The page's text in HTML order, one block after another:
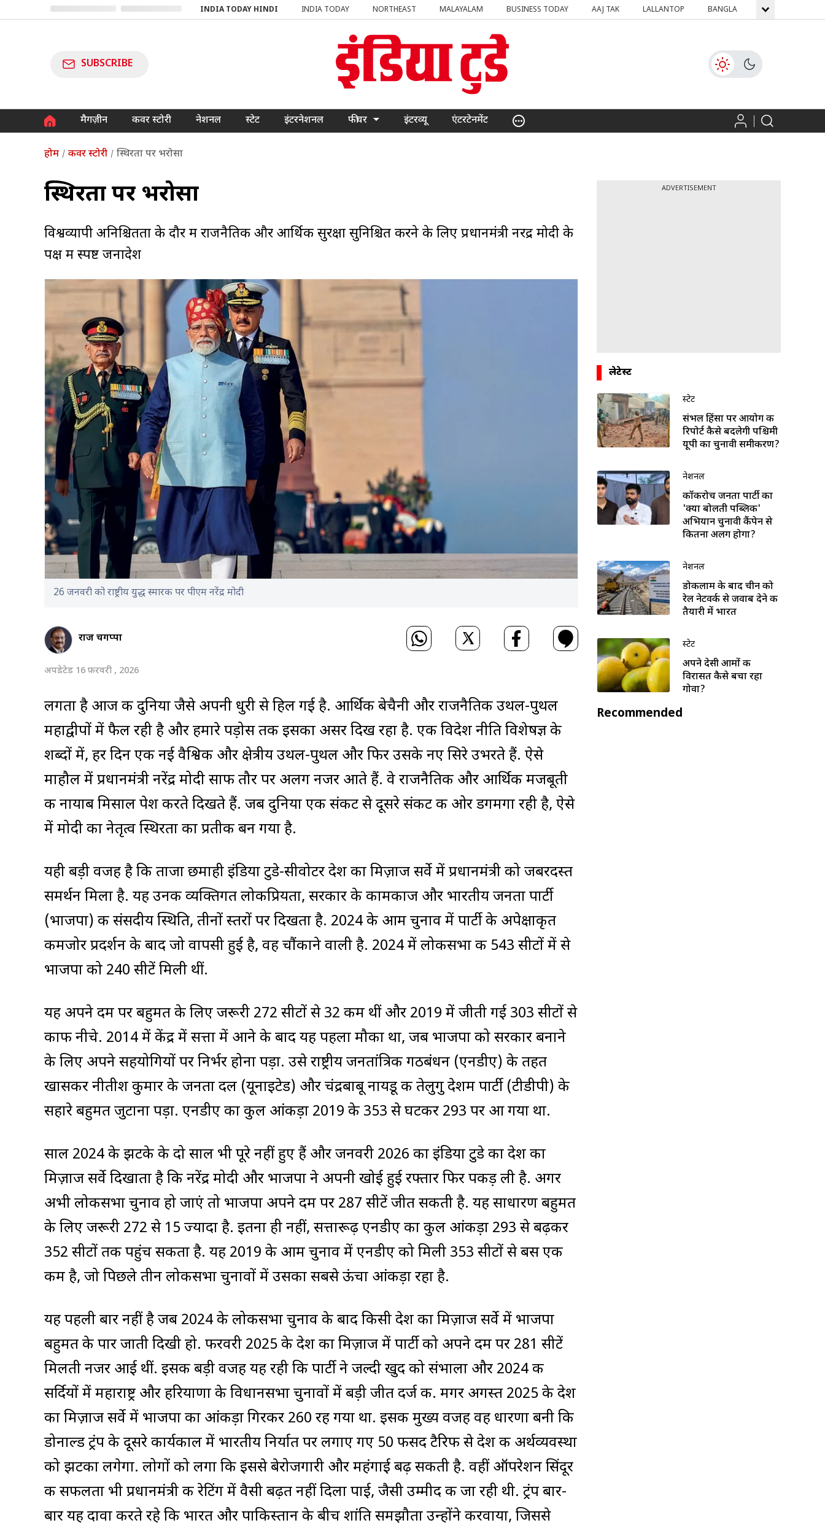
INDIA TODAY HINDI INDIA TODAY NORTHEAST MALAYALAM BUSINESS TODAY AAJ TAK LALLANTOP BANGLA GNTTV
SUBSCRIBE
मैगज़ीन कवर स्टोरी नेशनल स्टेट इंटरनेशनल फीचर इंटरव्यू एंटरटेनमेंट
होम कवर स्टोरी स्थिरता पर भरोसा
स्थिरता पर भरोसा
विश्वव्यापी अनिश्चितता के दौर में राजनैतिक और आर्थिक सुरक्षा सुनिश्चित करने के लिए प्रधानमंत्री नरेंद्र मोदी के
पक्ष में स्पष्ट जनादेश
26 जनवरी को राष्ट्रीय युद्ध स्मारक पर पीएम नरेंद्र मोदी
राज चेंगप्पा
अपडेटेड 16 फ़रवरी , 2026
लगता है आज की दुनिया जैसे अपनी धुरी से हिल गई है. आर्थिक बेचैनी और राजनैतिक उथल-पुथल
महाद्वीपों में फैल रही है और हमारे पड़ोस तक इसका असर दिख रहा है. एक विदेश नीति विशेषज्ञ के
शब्दों में, हर दिन एक नई वैश्विक और क्षेत्रीय उथल-पुथल और फिर उसके नए सिरे उभरते हैं. ऐसे
माहौल में प्रधानमंत्री नरेंद्र मोदी साफ तौर पर अलग नजर आते हैं. वे राजनैतिक और आर्थिक मजबूती
की नायाब मिसाल पेश करते दिखते हैं. जब दुनिया एक संकट से दूसरे संकट की ओर डगमगा रही है, ऐसे
में मोदी का नेतृत्व स्थिरता का प्रतीक बन गया है.
यही बड़ी वजह है कि ताजा छमाही इंडिया टुडे-सीवोटर देश का मिज़ाज सर्वे में प्रधानमंत्री को जबरदस्त
समर्थन मिला है. यह उनकी व्यक्तिगत लोकप्रियता, सरकार के कामकाज और भारतीय जनता पार्टी
(भाजपा) की संसदीय स्थिति, तीनों स्तरों पर दिखता है. 2024 के आम चुनाव में पार्टी के अपेक्षाकृत
कमजोर प्रदर्शन के बाद जो वापसी हुई है, वह चौंकाने वाली है. 2024 में लोकसभा की 543 सीटों में से
भाजपा को 240 सीटें मिली थीं.
यह अपने दम पर बहुमत के लिए जरूरी 272 सीटों से 32 कम थीं और 2019 में जीती गई 303 सीटों से
काफी नीचे. 2014 में केंद्र में सत्ता में आने के बाद यह पहला मौका था, जब भाजपा को सरकार बनाने
के लिए अपने सहयोगियों पर निर्भर होना पड़ा. उसे राष्ट्रीय जनतांत्रिक गठबंधन (एनडीए) के तहत
खासकर नीतीश कुमार के जनता दल (यूनाइटेड) और चंद्रबाबू नायडू की तेलुगु देशम पार्टी (टीडीपी) के
सहारे बहुमत जुटाना पड़ा. एनडीए का कुल आंकड़ा 2019 के 353 से घटकर 293 पर आ गया था.
साल 2024 के झटके के दो साल भी पूरे नहीं हुए हैं और जनवरी 2026 का इंडिया टुडे का देश का
मिज़ाज सर्वे दिखाता है कि नरेंद्र मोदी और भाजपा ने अपनी खोई हुई रफ्तार फिर पकड़ ली है. अगर
अभी लोकसभा चुनाव हो जाएं तो भाजपा अपने दम पर 287 सीटें जीत सकती है. यह साधारण बहुमत
के लिए जरूरी 272 से 15 ज्यादा है. इतना ही नहीं, सत्तारूढ़ एनडीए का कुल आंकड़ा 293 से बढ़कर
352 सीटों तक पहुंच सकता है. यह 2019 के आम चुनाव में एनडीए को मिली 353 सीटों से बस एक
कम है, जो पिछले तीन लोकसभा चुनावों में उसका सबसे ऊंचा आंकड़ा रहा है.
यह पहली बार नहीं है जब 2024 के लोकसभा चुनाव के बाद किसी देश का मिज़ाज सर्वे में भाजपा
बहुमत के पार जाती दिखी हो. फरवरी 2025 के देश का मिज़ाज में पार्टी को अपने दम पर 281 सीटें
मिलती नजर आई थीं. इसकी बड़ी वजह यह रही कि पार्टी ने जल्दी खुद को संभाला और 2024 की
सर्दियों में महाराष्ट्र और हरियाणा के विधानसभा चुनावों में बड़ी जीत दर्ज की. मगर अगस्त 2025 के देश
का मिज़ाज सर्वे में भाजपा का आंकड़ा गिरकर 260 रह गया था. इसकी मुख्य वजह वह धारणा बनी कि
डोनाल्ड ट्रंप के दूसरे कार्यकाल में भारतीय निर्यात पर लगाए गए 50 फीसद टैरिफ से देश की अर्थव्यवस्था
को झटका लगेगा. लोगों को लगा कि इससे बेरोजगारी और महंगाई बढ़ सकती है. वहीं ऑपरेशन सिंदूर
की सफलता भी प्रधानमंत्री की रेटिंग में वैसी बढ़त नहीं दिला पाई, जैसी उम्मीद की जा रही थी. ट्रंप बार-
बार यह दावा करते रहे कि भारत और पाकिस्तान के बीच शांति समझौता उन्होंने करवाया, जिससे
ADVERTISEMENT
लेटेस्ट
स्टेट
संभल हिंसा पर आयोग की
रिपोर्ट कैसे बदलेगी पश्चिमी
यूपी का चुनावी समीकरण?
नेशनल
कॉकरोच जनता पार्टी का
'क्या बोलती पब्लिक'
अभियान चुनावी कैंपेन से
कितना अलग होगा?
नेशनल
डोकलाम के बाद चीन को
रेल नेटवर्क से जवाब देने की
तैयारी में भारत
स्टेट
अपने देसी आमों की
विरासत कैसे बचा रहा
गोवा?
Recommended